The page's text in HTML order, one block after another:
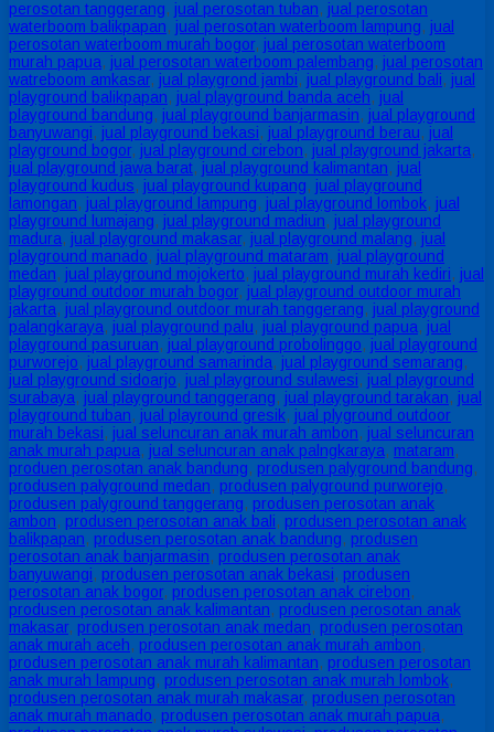
perosotan tanggerang, jual perosotan tuban, jual perosotan
waterboom balikpapan, jual perosotan waterboom lampung, jual
perosotan waterboom murah bogor, jual perosotan waterboom
murah papua, jual perosotan waterboom palembang, jual perosotan
watreboom amkasar, jual playgrond jambi, jual playground bali, jual
playground balikpapan, jual playground banda aceh, jual
playground bandung, jual playground banjarmasin, jual playground
banyuwangi, jual playground bekasi, jual playground berau, jual
playground bogor, jual playground cirebon, jual playground jakarta,
jual playground jawa barat, jual playground kalimantan, jual
playground kudus, jual playground kupang, jual playground
lamongan, jual playground lampung, jual playground lombok, jual
playground lumajang, jual playground madiun, jual playground
madura, jual playground makasar, jual playground malang, jual
playground manado, jual playground mataram, jual playground
medan, jual playground mojokerto, jual playground murah kediri, jual
playground outdoor murah bogor, jual playground outdoor murah
jakarta, jual playground outdoor murah tanggerang, jual playground
palangkaraya, jual playground palu, jual playground papua, jual
playground pasuruan, jual playground probolinggo, jual playground
purworejo, jual playground samarinda, jual playground semarang,
jual playground sidoarjo, jual playground sulawesi, jual playground
surabaya, jual playground tanggerang, jual playground tarakan, jual
playground tuban, jual playround gresik, jual plyground outdoor
murah bekasi, jual seluncuran anak murah ambon, jual seluncuran
anak murah papua, jual seluncuran anak palngkaraya, mataram,
produen perosotan anak bandung, produsen palyground bandung,
produsen palyground medan, produsen palyground purworejo,
produsen palyground tanggerang, produsen perosotan anak
ambon, produsen perosotan anak bali, produsen perosotan anak
balikpapan, produsen perosotan anak bandung, produsen
perosotan anak banjarmasin, produsen perosotan anak
banyuwangi, produsen perosotan anak bekasi, produsen
perosotan anak bogor, produsen perosotan anak cirebon,
produsen perosotan anak kalimantan, produsen perosotan anak
makasar, produsen perosotan anak medan, produsen perosotan
anak murah aceh, produsen perosotan anak murah ambon,
produsen perosotan anak murah kalimantan, produsen perosotan
anak murah lampung, produsen perosotan anak murah lombok,
produsen perosotan anak murah makasar, produsen perosotan
anak murah manado, produsen perosotan anak murah papua,